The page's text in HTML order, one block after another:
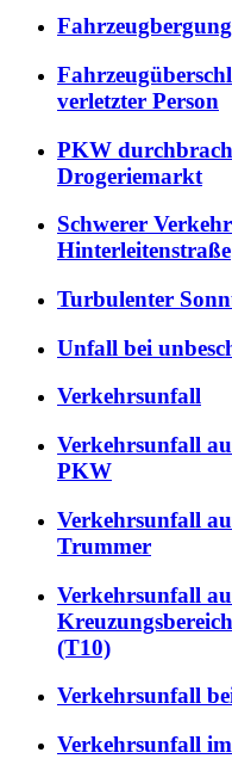
verletzter Person
PKW
Drogeriemarkt
Schwerer
Hinterleitenstraße
Turbulenter
Unfall bei
Verkehrsunfall
Verkehrsunfall
PKW
Verkehrsunfall
Trummer
Verkehrsunfall
(T10)
Verkehrsunfall
Verkehrsunfall